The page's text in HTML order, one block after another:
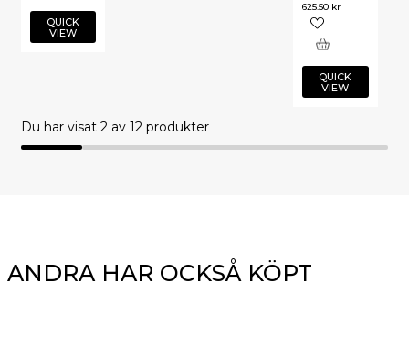
QUICK
VIEW
625.50 kr
QUICK
VIEW
Du har visat 2av 12 produkter
ANDRA HAR OCKSÅ KÖPT